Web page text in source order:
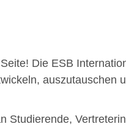
Die ESB
auszutauschen
Studierende,